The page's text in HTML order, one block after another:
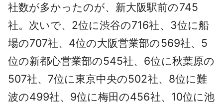
社数が多かったのが、新大阪駅前の745
社。次いで、2位に渋谷の716社、3位に船
場の707社、4位の大阪営業部の569社、5
位の新都心営業部の545社、6位に秋葉原の
507社、7位に東京中央の502社、8位に難
波の499社、9位に梅田の456社、10位に池